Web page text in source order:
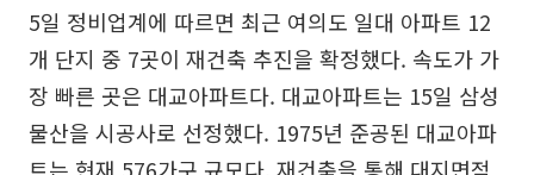
5일 정비업계에 따르면 최근 여의도 일대 아파트 12
개 단지 중 7곳이 재건축 추진을 확정했다. 속도가 가
장 빠른 곳은 대교아파트다. 대교아파트는 15일 삼성
물산을 시공사로 선정했다. 1975년 준공된 대교아파